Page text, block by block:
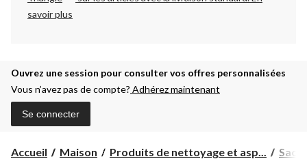
savoir plus
Ouvrez une session pour consulter vos offres personnalisées
Vous n’avez pas de compte? Adhérez maintenant
Se connecter
Accueil Maison Produits de nettoyage et asp...